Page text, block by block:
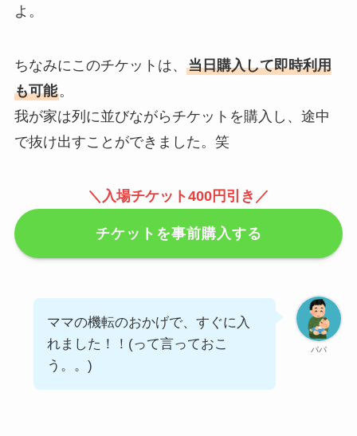
よ。
ちなみにこのチケットは、 当日購入して即時利用
も可能。
我が家は列に並びながらチケットを購入し、途中
で抜け出すことができました。笑
＼入場チケット400円引き／
チケットを事前購入する
パパ
ママの機転のおかげで、すぐに入
れました！！(って言っておこ
う。。)